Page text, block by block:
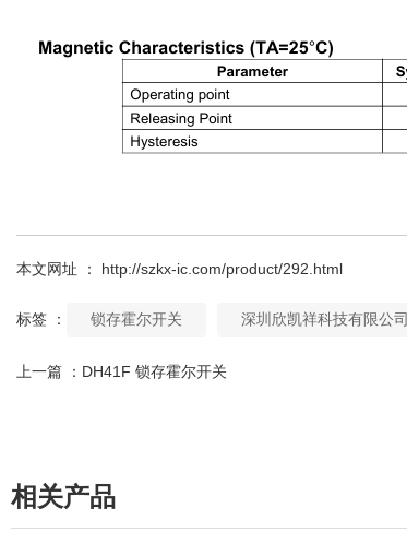
本文网址 ： http://szkx-ic.com/product/292.html
标签 ： 锁存霍尔开关 深圳欣凯祥科技有限公司
上一篇 ： DH41F 锁存霍尔开关
相关产品